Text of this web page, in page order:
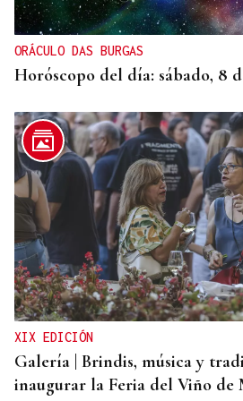
ORÁCULO DAS BURGAS
Horóscopo del día: sábado, 8
XIX EDICIÓN
Galería | Brindis, música y
inaugurar la Feria del Viño de